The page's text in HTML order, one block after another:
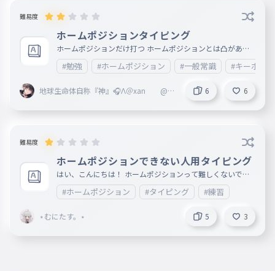
難易度
ホームポジションタイピング
ホームポジションだけ打つ ホームポジションとは凸がある
ところのこと両方とも人差し指で打つ ・手元を見ずに打ち
たい ・タイピングを鍛えたい という人におすすめ
#勉強 #ホームポジション #一般常識 #キーボード
地球生命体自称『神』🎧Λ＠xan @Ve
6 6
難易度
ホームポジションできない人用タイピング
はい、こんにちは！ ホームポジションって難しくないです
か？ てことで今回はホームポジションがなっていなくても
やりやすい？ タイピングにしました☆
#ホームポジション #タイピング #練習
⋆むにたす。⋆ 5 3